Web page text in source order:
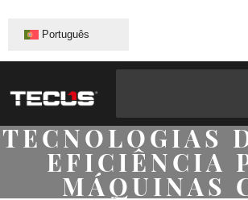
Português
TECNOLOGIAS
EFICIÊNCIA
MÁQUINAS